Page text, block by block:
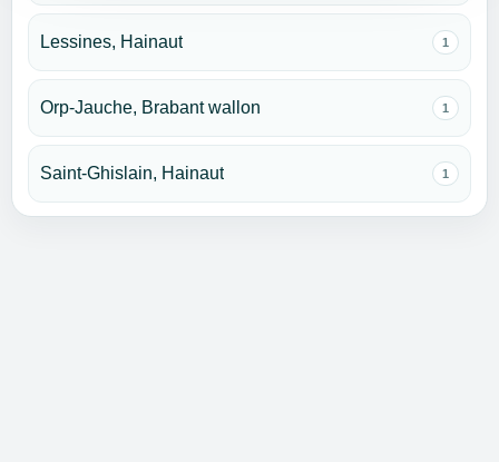
Lessines, Hainaut 1
Orp-Jauche, Brabant wallon 1
Saint-Ghislain, Hainaut 1